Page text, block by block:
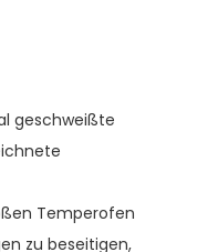
geschweißte
Temperofen
zu beseitigen,